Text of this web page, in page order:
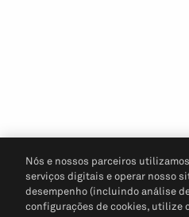
Nós e nossos parceiros
serviços digitais e operar nosso
desempenho (incluindo análise
configurações de cookies, utilize